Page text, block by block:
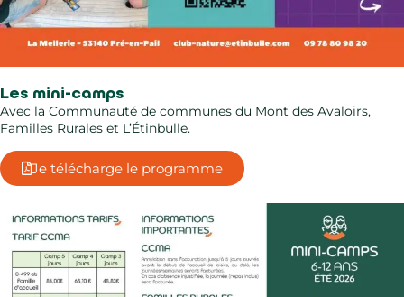
Les mini-camps
Avec la Communauté de communes du Mont des Avaloirs,
Familles Rurales et L’Étinbulle.
Je télécharge le programme